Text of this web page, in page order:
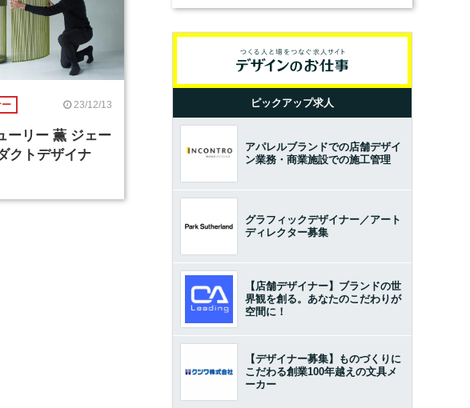
23/12/13
ーリー 薫 ジェー
クトデザイナ
ピックアップ求人
アパレルブランドでの店舗デザイ
ン業務・商業施設での施工管理
グラフィックデザイナー／アート
ディレクター募集
【店舗デザイナー】ブランドの世
界観を創る。あなたのこだわりが
空間に！
【デザイナー募集】ものづくりに
こだわる創業100年越えの文具メ
ーカー